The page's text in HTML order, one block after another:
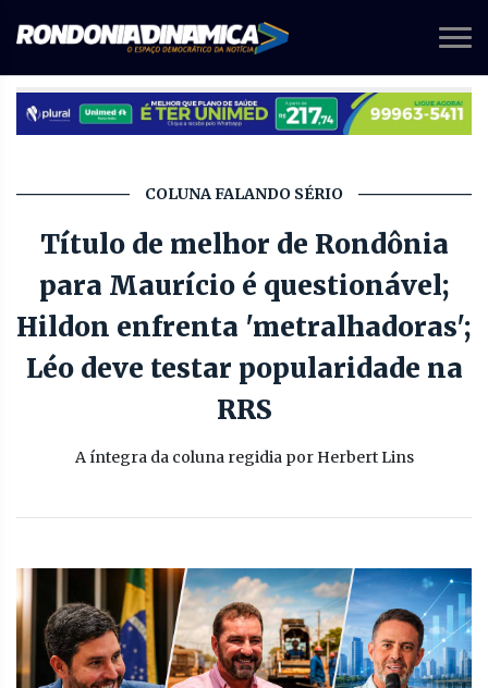
COLUNA FALANDO SÉRIO
Título de melhor de Rondônia
para Maurício é questionável;
Hildon enfrenta 'metralhadoras';
Léo deve testar popularidade na
RRS
A íntegra da coluna regidia por Herbert Lins